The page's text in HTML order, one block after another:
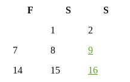
F S
S
1
2
7 8
9
14 15
16